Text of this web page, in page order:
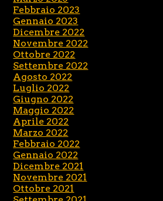
Febbraio 2023
Gennaio 2023
Dicembre 2022
Novembre 2022
Ottobre 2022
Settembre 2022
Agosto 2022
Luglio 2022
Giugno 2022
Maggio 2022
Aprile 2022
Marzo 2022
Febbraio 2022
Gennaio 2022
Dicembre 2021
Novembre 2021
Ottobre 2021